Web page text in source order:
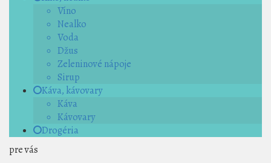
Víno
Nealko
Voda
Džus
Zeleninové nápoje
Sirup
Káva, kávovary
Káva
Kávovary
Drogéria
pre vás